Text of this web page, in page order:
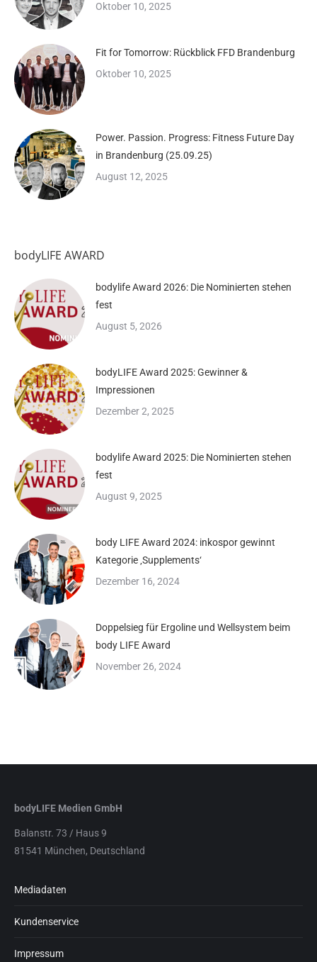
Oktober 10, 2025
Fit for Tomorrow: Rückblick FFD Brandenburg
Oktober 10, 2025
Power. Passion. Progress: Fitness Future Day
in Brandenburg (25.09.25)
August 12, 2025
bodyLIFE AWARD
bodylife Award 2026: Die Nominierten stehen
fest
August 5, 2026
bodyLIFE Award 2025: Gewinner &
Impressionen
Dezember 2, 2025
bodylife Award 2025: Die Nominierten stehen
fest
August 9, 2025
body LIFE Award 2024: inkospor gewinnt
Kategorie ‚Supplements‘
Dezember 16, 2024
Doppelsieg für Ergoline und Wellsystem beim
body LIFE Award
November 26, 2024
bodyLIFE Medien GmbH
Balanstr. 73 / Haus 9
81541 München, Deutschland
Mediadaten
Kundenservice
Impressum